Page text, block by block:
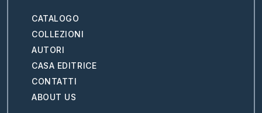
CATALOGO
COLLEZIONI
AUTORI
CASA EDITRICE
CONTATTI
ABOUT US